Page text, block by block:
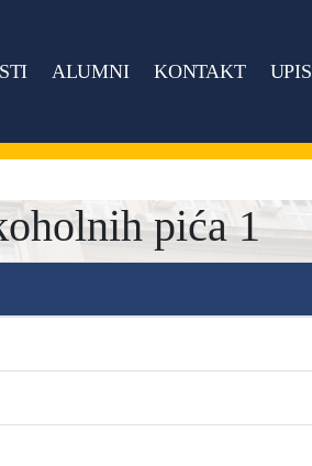
ALUMNI KONTAKT UPIS
pića 1